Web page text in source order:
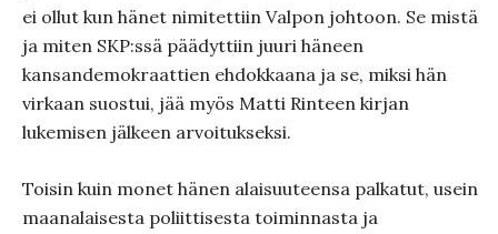
ei ollut kun hänet nimitettiin Valpon johtoon. Se mistä
ja miten SKP:ssä päädyttiin juuri häneen
kansandemokraattien ehdokkaana ja se, miksi hän
virkaan suostui, jää myös Matti Rinteen kirjan
lukemisen jälkeen arvoitukseksi.
Toisin kuin monet hänen alaisuuteensa palkatut, usein
maanalaisesta poliittisesta toiminnasta ja